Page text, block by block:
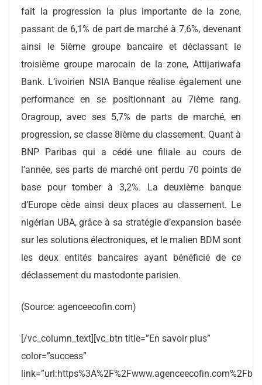
fait la progression la plus importante de la zone,
passant de 6,1% de part de marché à 7,6%, devenant
ainsi le 5ième groupe bancaire et déclassant le
troisième groupe marocain de la zone, Attijariwafa
Bank. L’ivoirien NSIA Banque réalise également une
performance en se positionnant au 7ième rang.
Oragroup, avec ses 5,7% de parts de marché, en
progression, se classe 8ième du classement. Quant à
BNP Paribas qui a cédé une filiale au cours de
l’année, ses parts de marché ont perdu 70 points de
base pour tomber à 3,2%. La deuxième banque
d’Europe cède ainsi deux places au classement. Le
nigérian UBA, grâce à sa stratégie d’expansion basée
sur les solutions électroniques, et le malien BDM sont
les deux entités bancaires ayant bénéficié de ce
déclassement du mastodonte parisien.
(Source: agenceecofin.com)
[/vc_column_text][vc_btn title=”En savoir plus”
color=”success”